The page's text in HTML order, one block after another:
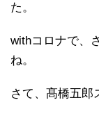
た。
withコロナで、
ね。
さて、髙橋五郎